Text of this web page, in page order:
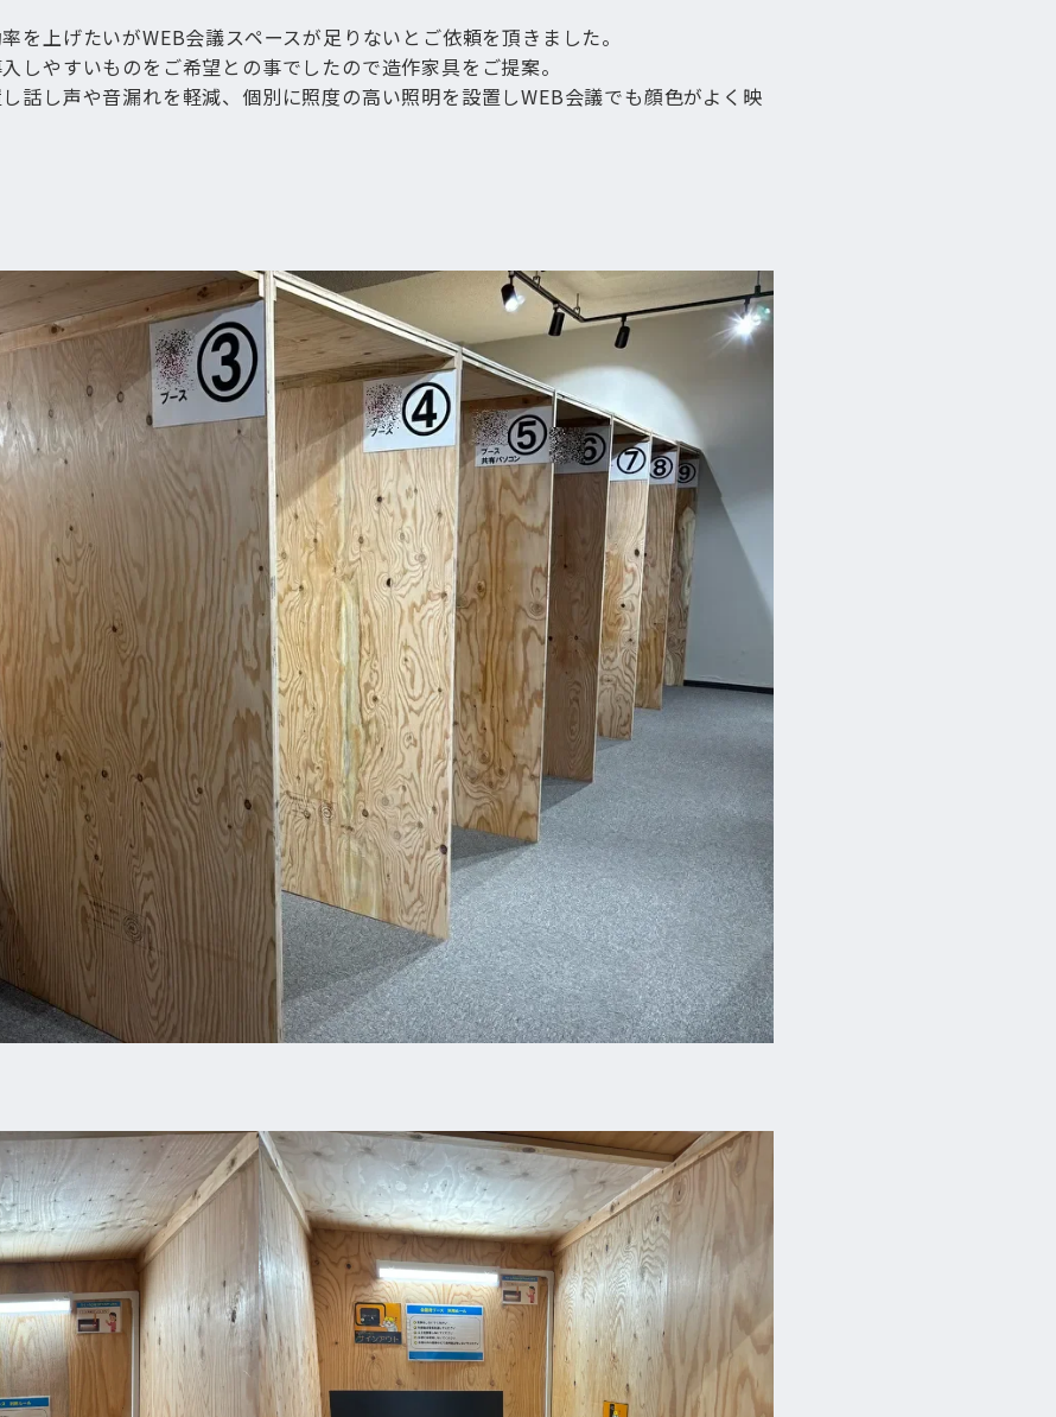
を上げたいがWEB会議スペースが足りないとご依頼を頂きました。
しやすいものをご希望との事でしたので造作家具をご提案。
話し声や音漏れを軽減、個別に照度の高い照明を設置しWEB会議でも顔色がよく映